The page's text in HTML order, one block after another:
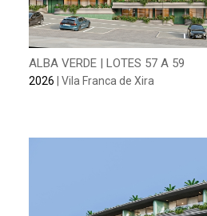
ALBA VERDE | LOTES 57 A 59
2026 | Vila Franca de Xira